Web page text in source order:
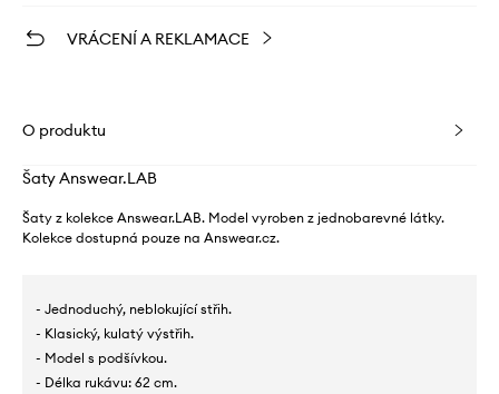
VRÁCENÍ A REKLAMACE
O produktu
Šaty Answear.LAB
Šaty z kolekce Answear.LAB. Model vyroben z jednobarevné látky.
Kolekce dostupná pouze na Answear.cz.
- Jednoduchý, neblokující střih.
- Klasický, kulatý výstřih.
- Model s podšívkou.
- Délka rukávu: 62 cm.